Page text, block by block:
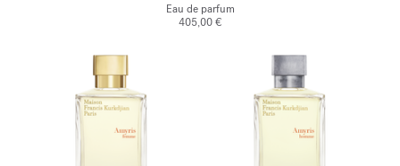
Eau de parfum
405,00 €